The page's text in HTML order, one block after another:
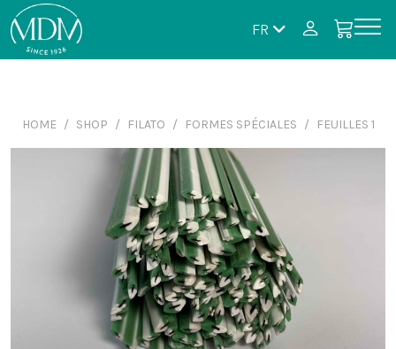
FR
HOME SHOP FILATO FORMES SPÉCIALES FEUILLES 1